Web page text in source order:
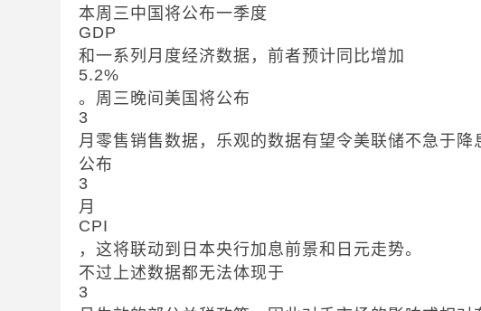
本周三中国将公布一季度
GDP
和一系列月度经济数据，前者预计同比增加
5.2%
。周三晚间美国将公布
3
月零售销售数据，乐观的数据有望令美联储不急于
公布
3
月
CPI
，这将联动到日本央行加息前景和日元走势。
不过上述数据都无法体现于
3